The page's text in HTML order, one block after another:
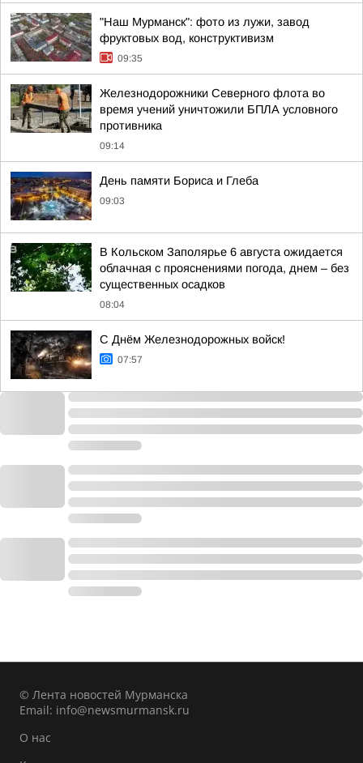
"Наш Мурманск": фото из лужи, завод
фруктовых вод, конструктивизм
09:35
Железнодорожники Северного флота во
время учений уничтожили БПЛА условного
противника
09:14
День памяти Бориса и Глеба
09:03
В Кольском Заполярье 6 августа ожидается
облачная с прояснениями погода, днем – без
существенных осадков
08:04
С Днём Железнодорожных войск!
07:57
© Лента новостей Мурманска
Email: info@newsmurmansk.ru
О нас